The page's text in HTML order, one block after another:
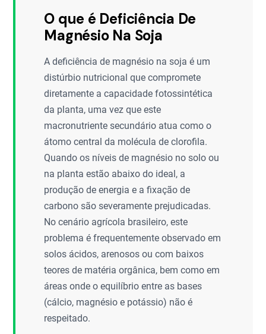
O que é Deficiência De
Magnésio Na Soja
A deficiência de magnésio na soja é um
distúrbio nutricional que compromete
diretamente a capacidade fotossintética
da planta, uma vez que este
macronutriente secundário atua como o
átomo central da molécula de clorofila.
Quando os níveis de magnésio no solo ou
na planta estão abaixo do ideal, a
produção de energia e a fixação de
carbono são severamente prejudicadas.
No cenário agrícola brasileiro, este
problema é frequentemente observado em
solos ácidos, arenosos ou com baixos
teores de matéria orgânica, bem como em
áreas onde o equilíbrio entre as bases
(cálcio, magnésio e potássio) não é
respeitado.